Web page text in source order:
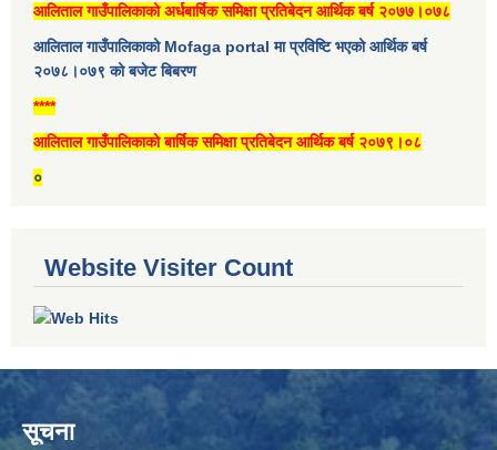
आलिताल गाउँपालिकाको अर्धबार्षिक समिक्षा प्रतिबेदन आर्थिक बर्ष २०७७।०७८
आलिताल गाउँपालिकाको Mofaga portal मा प्रविष्टि भएको आर्थिक बर्ष
२०७८।०७९ को बजेट बिबरण
****
आलिताल गाउँपालिकाको बार्षिक समिक्षा प्रतिबेदन आर्थिक बर्ष २०७९।०८
०
Website Visiter Count
सूचना